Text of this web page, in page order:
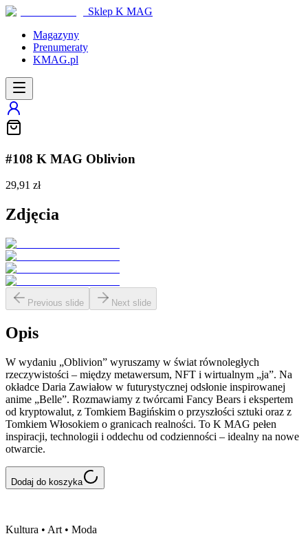
Sklep K MAG
Magazyny
Prenumeraty
KMAG.pl
#108 K MAG Oblivion
29,91 zł
Zdjęcia
Previous slide Next slide
Opis
W wydaniu „Oblivion” wyruszamy w świat równoległych
rzeczywistości – między metawersum, NFT i wirtualnym „ja”. Na
okładce Daria Zawiałow w futurystycznej odsłonie inspirowanej
anime „Belle”. Rozmawiamy z twórcami Fancy Bears i ekspertem
od kryptowalut, z Tomkiem Bagińskim o przyszłości sztuki oraz z
Tomkiem Włosokiem o granicach realności. To K MAG pełen
inspiracji, technologii i oddechu od codzienności – idealny na nowe
otwarcie.
Dodaj do koszyka
Kultura • Art • Moda